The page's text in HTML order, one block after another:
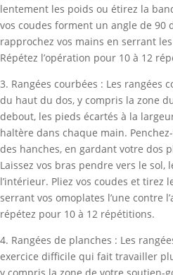
lentement les poids ou étirez la
vos coudes forment un angle de 90
rapprochez vos mains en serrant
Répétez l’opération pour 10 à 12
3. Rangées courbées : Les rangées
du haut du dos, y compris la zone
debout, les pieds écartés à la
haltère dans chaque main.
des hanches, en gardant votre dos
Laissez vos bras pendre vers le sol,
l’intérieur. Pliez vos coudes et tirez
serrant vos omoplates l’une contre
répétez pour 10 à 12 répétitions.
4. Rangées de planches : Les
exercice difficile qui fait travailler